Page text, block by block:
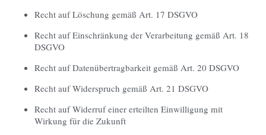
Recht auf Löschung gemäß Art. 17 DSGVO
Recht auf Einschränkung der Verarbeitung gemäß Art. 18
DSGVO
Recht auf Datenübertragbarkeit gemäß Art. 20 DSGVO
Recht auf Widerspruch gemäß Art. 21 DSGVO
Recht auf Widerruf einer erteilten Einwilligung mit
Wirkung für die Zukunft